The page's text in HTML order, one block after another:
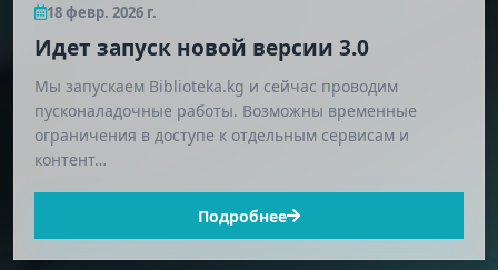
18 февр. 2026 г.
Идет запуск новой версии 3.0
Мы запускаем Biblioteka.kg и сейчас проводим
пусконаладочные работы. Возможны временные
ограничения в доступе к отдельным сервисам и
контент…
Подробнее